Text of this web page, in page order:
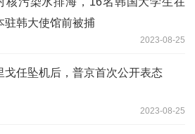
驻韩大使馆前被捕
2023-08-25
戈任坠机后，普京首次公开表态
2023-08-25